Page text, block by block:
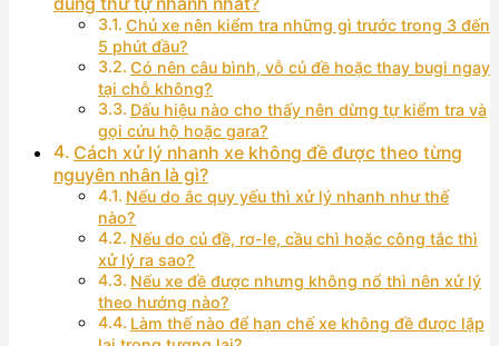
Chủ xe nên kiểm tra những gì trước trong 3 đến
5 phút đầu?
Có nên câu bình, vỗ củ đề hoặc thay bugi ngay
tại chỗ không?
Dấu hiệu nào cho thấy nên dừng tự kiểm tra và
gọi cứu hộ hoặc gara?
Cách xử lý nhanh xe không đề được theo từng
nguyên nhân là gì?
Nếu do ắc quy yếu thì xử lý nhanh như thế
nào?
Nếu do củ đề, rơ-le, cầu chì hoặc công tắc thì
xử lý ra sao?
Nếu xe đề được nhưng không nổ thì nên xử lý
theo hướng nào?
Làm thế nào để hạn chế xe không đề được lặp